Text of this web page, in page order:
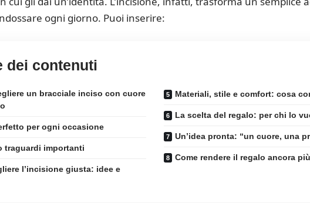
ogni giorno. Puoi inserire:
dei contenuti
un bracciale inciso con cuore
per ogni occasione
traguardi importanti
l’incisione giusta: idee e
Materiali, stile e comfort: cosa
La scelta del regalo: per chi lo
Un’idea pronta: “un cuore, una
Come rendere il regalo ancora